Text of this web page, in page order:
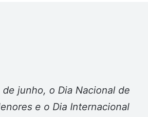
junho, o Dia Nacional de
e o Dia Internacional